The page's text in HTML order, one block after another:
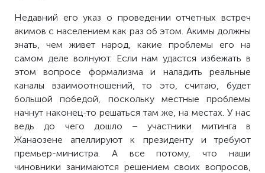
Недавний его указ о проведении отчетных встреч
акимов с населением как раз об этом. Акимы должны
знать, чем живет народ, какие проблемы его на
самом деле волнуют. Если нам удастся избежать в
этом вопросе формализма и наладить реальные
каналы взаимоотношений, то это, считаю, будет
большой победой, поскольку местные проблемы
начнут наконец-то решаться там же, на местах. У нас
ведь до чего дошло – участники митинга в
Жанаозене апеллируют к президенту и требуют
премьер-министра. А все потому, что наши
чиновники занимаются решением своих вопросов,